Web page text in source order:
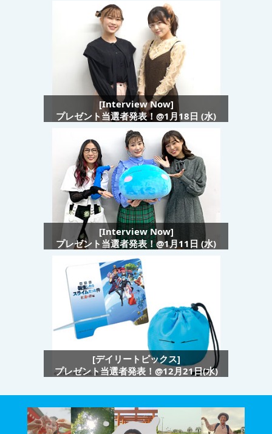
[Interview Now]
プレゼント当選者発表！@1月18日 (水)
[Interview Now]
プレゼント当選者発表！@1月11日 (水)
[デイリートピックス]
プレゼント当選者発表！@12月21日(水)